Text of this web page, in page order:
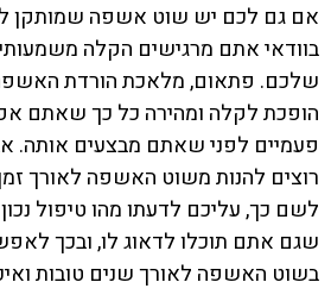
אם גם לכם יש שוט אשפה שמותקן
בוודאי אתם מרגישים הקלה
שלכם. פתאום, מלאכת הורדת
הופכת לקלה ומהירה כל כך שאתם
פעמיים לפני שאתם מבצעים אותה.
רוצים להנות משוט האשפה לאורך
לשם כך, עליכם לדעתו מהו טיפול
שגם אתם תוכלו לדאוג לו, ובכך
בשוט האשפה לאורך שנים טובות